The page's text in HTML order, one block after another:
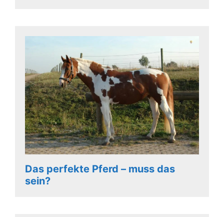
Das perfekte Pferd – muss das
sein?